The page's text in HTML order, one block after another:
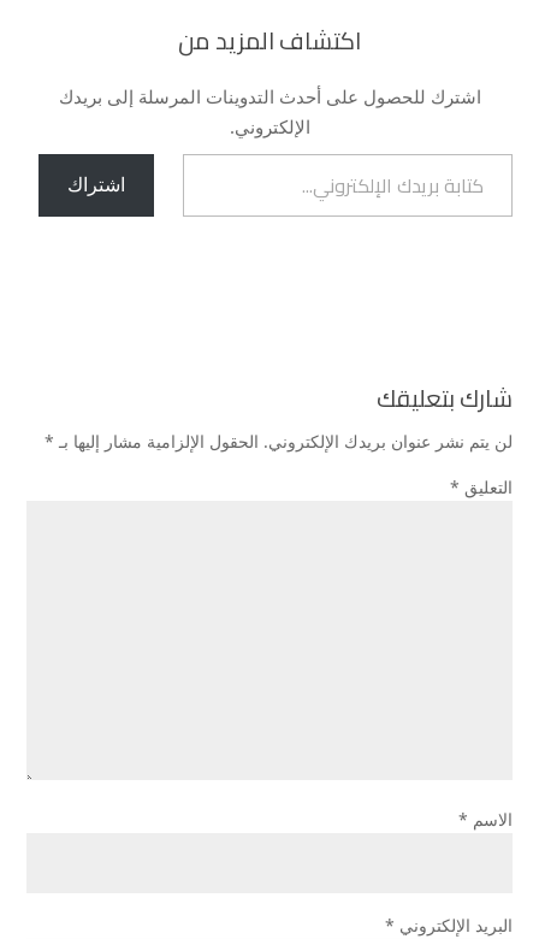
اكتشاف المزيد من
اشترك للحصول على أحدث التدوينات المرسلة إلى بريدك
الإلكتروني.
كتابة بريدك الإلكتروني...
اشتراك
شارك بتعليقك
لن يتم نشر عنوان بريدك الإلكتروني. الحقول الإلزامية مشار إليها بـ *
التعليق *
الاسم *
البريد الإلكتروني *